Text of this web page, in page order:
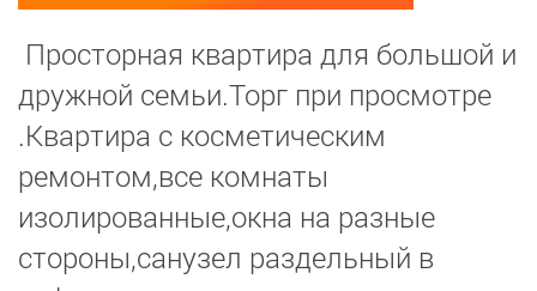
Просторная квартира для большой и
дружной семьи.Торг при просмотре
.Квартира с косметическим
ремонтом,все комнаты
изолированные,окна на разные
стороны,санузел раздельный в